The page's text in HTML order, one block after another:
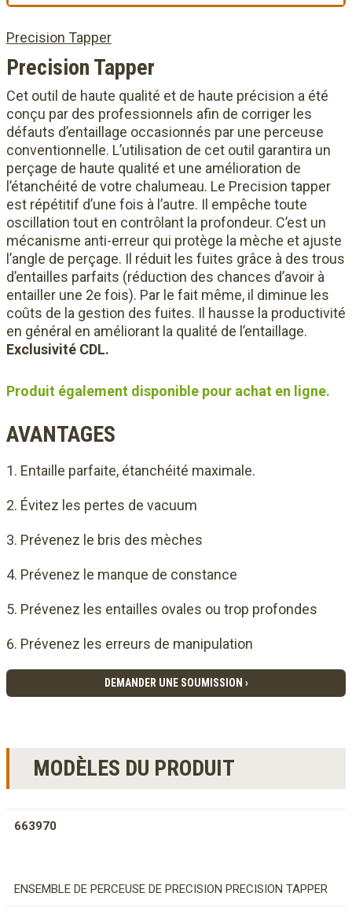
Precision Tapper
Precision Tapper
Cet outil de haute qualité et de haute précision a été
conçu par des professionnels afin de corriger les
défauts d’entaillage occasionnés par une perceuse
conventionnelle. L’utilisation de cet outil garantira un
perçage de haute qualité et une amélioration de
l’étanchéité de votre chalumeau. Le Precision tapper
est répétitif d’une fois à l’autre. Il empêche toute
oscillation tout en contrôlant la profondeur. C’est un
mécanisme anti-erreur qui protège la mèche et ajuste
l’angle de perçage. Il réduit les fuites grâce à des trous
d’entailles parfaits (réduction des chances d’avoir à
entailler une 2e fois). Par le fait même, il diminue les
coûts de la gestion des fuites. Il hausse la productivité
en général en améliorant la qualité de l’entaillage.
Exclusivité CDL.
Produit également disponible pour achat en ligne.
AVANTAGES
Entaille parfaite, étanchéité maximale.
Évitez les pertes de vacuum
Prévenez le bris des mèches
Prévenez le manque de constance
Prévenez les entailles ovales ou trop profondes
Prévenez les erreurs de manipulation
DEMANDER UNE SOUMISSION ›
MODÈLES DU PRODUIT
663970
ENSEMBLE DE PERCEUSE DE PRECISION PRECISION TAPPER